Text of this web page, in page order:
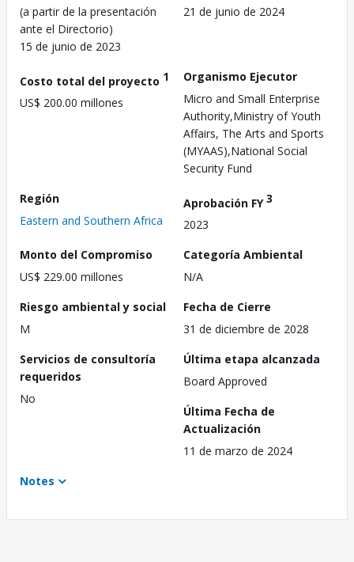
(a partir de la presentación
ante el Directorio)
15 de junio de 2023
21 de junio de 2024
Costo total del proyecto 1
US$ 200.00 millones
Organismo Ejecutor
Micro and Small Enterprise
Authority,Ministry of Youth
Affairs, The Arts and Sports
(MYAAS),National Social
Security Fund
Región
Eastern and Southern Africa
Aprobación FY3
2023
Monto del Compromiso
US$ 229.00 millones
Categoría Ambiental
N/A
Riesgo ambiental y social
M
Fecha de Cierre
31 de diciembre de 2028
Servicios de consultoría
requeridos
No
Última etapa alcanzada
Board Approved
Última Fecha de
Actualización
11 de marzo de 2024
Notes